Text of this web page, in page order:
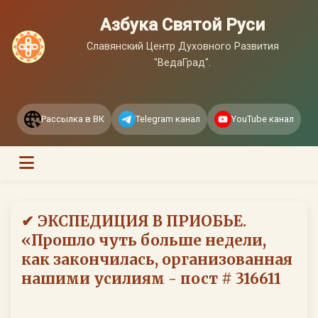
Азбука Святой Руси
Славянский Центр Духовного Развития
"ВедаГрад".
Рассылка в ВК Telegram канал YouTube канал
✔ ЭКСПЕДИЦИЯ В ПРИОБЬЕ.
«Прошло чуть больше недели,
как закончилась, организованная
нашими усилиям - пост # 316611